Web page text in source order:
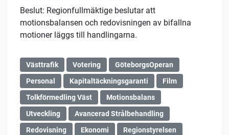
Beslut: Regionfullmäktige beslutar att
motionsbalansen och redovisningen av bifallna
motioner läggs till handlingarna.
Västtrafik Votering
GöteborgsOperan
Personal
Kapitaltäckningsgaranti
Film
Tolkförmedling Väst
Motionsbalans
Utveckling
Avancerad Strålbehandling
Redovisning
Ekonomi
Regionstyrelsen